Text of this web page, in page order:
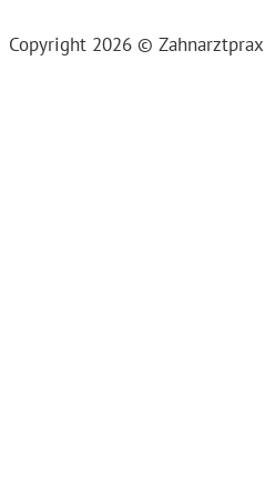
Copyright 2026 ©